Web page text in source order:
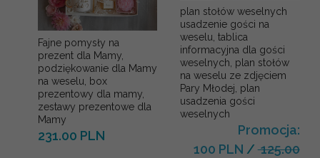
Fajne pomysły na
prezent dla Mamy,
podziękowanie dla Mamy
na weselu, box
prezentowy dla mamy,
zestawy prezentowe dla
Mamy
231.00 PLN
plan stołów weselnych
usadzenie gości na
weselu, tablica
informacyjna dla gości
weselnych, plan stołów
na weselu ze zdjęciem
Pary Młodej, plan
usadzenia gości
weselnych
Promocja:
100 PLN /125.00